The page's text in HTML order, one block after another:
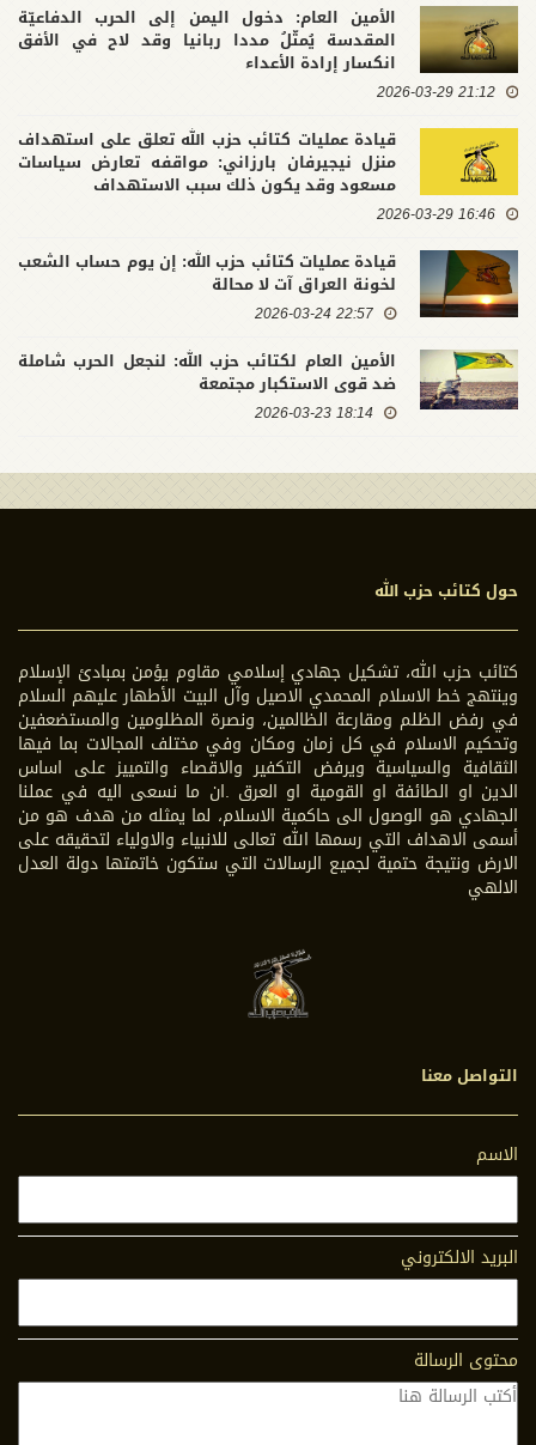
الأمين العام: دخول اليمن إلى الحرب الدفاعيّة
المقدسة يُمثّلُ مددا ربانيا وقد لاح في الأفق
انكسار إرادة الأعداء
21:12 2026-03-29
قيادة عمليات كتائب حزب الله تعلق على استهداف
منزل نيجيرفان بارزاني: مواقفه تعارض سياسات
مسعود وقد يكون ذلك سبب الاستهداف
16:46 2026-03-29
قيادة عمليات كتائب حزب الله: إن يوم حساب الشعب
لخونة العراق آت لا محالة
22:57 2026-03-24
الأمين العام لكتائب حزب الله: لنجعل الحرب شاملة
ضد قوى الاستكبار مجتمعة
18:14 2026-03-23
حول كتائب حزب الله
كتائب حزب الله، تشكيل جهادي إسلامي مقاوم يؤمن بمبادئ الإسلام
وينتهج خط الاسلام المحمدي الاصيل وآل البيت الأطهار عليهم السلام
في رفض الظلم ومقارعة الظالمين، ونصرة المظلومين والمستضعفين
وتحكيم الاسلام في كل زمان ومكان وفي مختلف المجالات بما فيها
الثقافية والسياسية ويرفض التكفير والاقصاء والتمييز على اساس
الدين او الطائفة او القومية او العرق .ان ما نسعى اليه في عملنا
الجهادي هو الوصول الى حاكمية الاسلام، لما يمثله من هدف هو من
أسمى الاهداف التي رسمها الله تعالى للانبياء والاولياء لتحقيقه على
الارض ونتيجة حتمية لجميع الرسالات التي ستكون خاتمتها دولة العدل
الالهي
التواصل معنا
الاسم
البريد الالكتروني
محتوى الرسالة